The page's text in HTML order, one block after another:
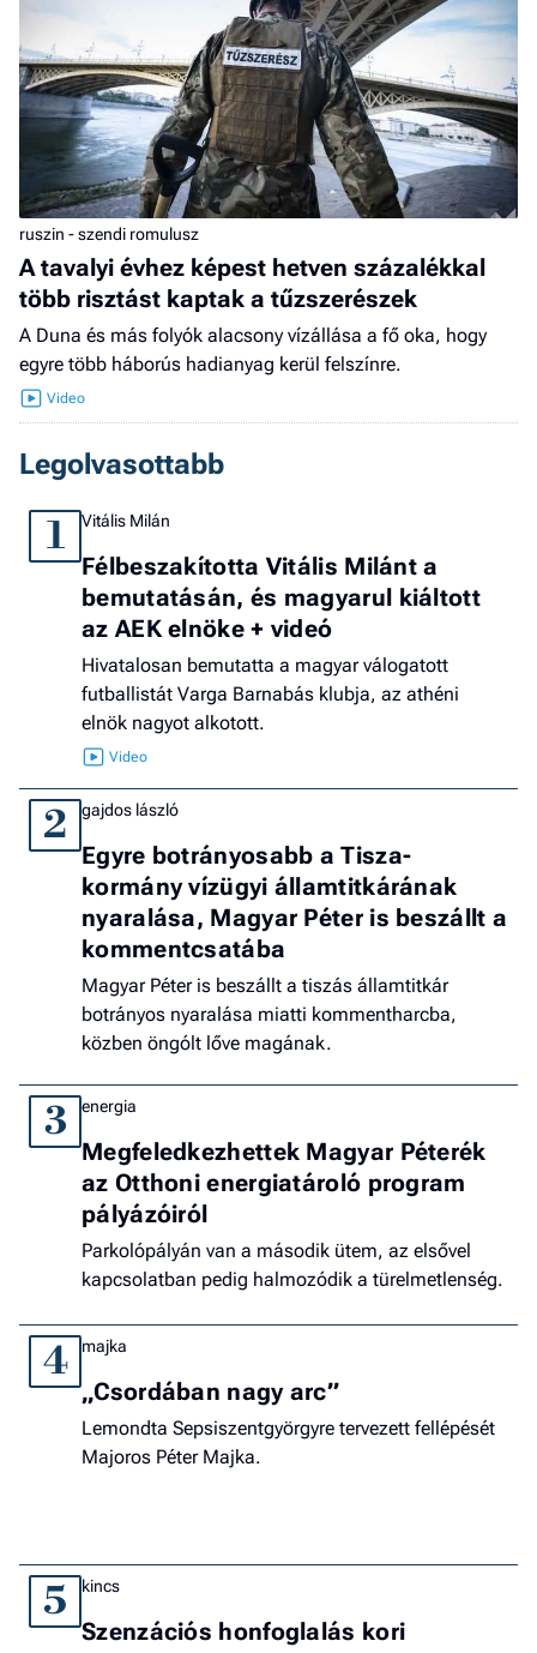
ruszin - szendi romulusz
A tavalyi évhez képest hetven százalékkal
több risztást kaptak a tűzszerészek
A Duna és más folyók alacsony vízállása a fő oka, hogy
egyre több háborús hadianyag kerül felszínre.
Legolvasottabb
1 Vitális Milán
Félbeszakította Vitális Milánt a
bemutatásán, és magyarul kiáltott
az AEK elnöke + videó
Hivatalosan bemutatta a magyar válogatott
futballistát Varga Barnabás klubja, az athéni
elnök nagyot alkotott.
2 gajdos lászló
Egyre botrányosabb a Tisza-
kormány vízügyi államtitkárának
nyaralása, Magyar Péter is beszállt a
kommentcsatába
Magyar Péter is beszállt a tiszás államtitkár
botrányos nyaralása miatti kommentharcba,
közben öngólt lőve magának.
3 energia
Megfeledkezhettek Magyar Péterék
az Otthoni energiatároló program
pályázóiról
Parkolópályán van a második ütem, az elsővel
kapcsolatban pedig halmozódik a türelmetlenség.
4 majka
„Csordában nagy arc”
Lemondta Sepsiszentgyörgyre tervezett fellépését
Majoros Péter Majka.
5 kincs
Szenzációs honfoglalás kori